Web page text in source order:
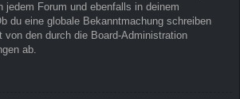
jedem Forum und ebenfalls in deinem
du eine globale Bekanntmachung schreiben
von den durch die Board-Administration
ab.